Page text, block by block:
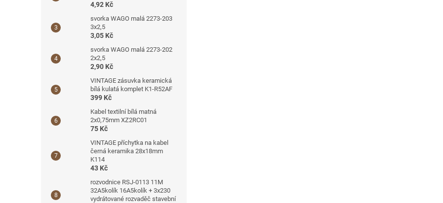
4,92 Kč
svorka WAGO malá 2273-203
3x2,5
3,05 Kč
svorka WAGO malá 2273-202
2x2,5
2,90 Kč
VINTAGE zásuvka keramická
bílá kulatá komplet K1-R52AF
399 Kč
Kabel textilní bílá matná
2x0,75mm XZ2RC01
75 Kč
VINTAGE příchytka na kabel
černá keramika 28x18mm
K114
43 Kč
rozvodnice RSJ-0113 11M
32A5kolík 16A5kolík + 3x230
vydrátované rozvaděč stavební